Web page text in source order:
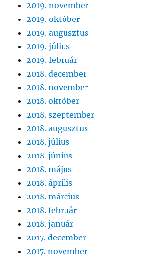
2019. november
2019. október
2019. augusztus
2019. július
2019. február
2018. december
2018. november
2018. október
2018. szeptember
2018. augusztus
2018. július
2018. június
2018. május
2018. április
2018. március
2018. február
2018. január
2017. december
2017. november